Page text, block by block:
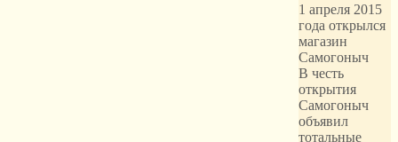
1 апреля 2015
года открылся
магазин
Самогоныч
В честь
открытия
Самогоныч
объявил
тотальные